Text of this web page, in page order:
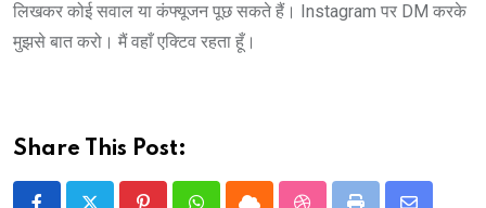
लिखकर कोई सवाल या कंफ्यूजन पूछ सकते हैं। Instagram पर DM करके
मुझसे बात करो। मैं वहाँ एक्टिव रहता हूँ।
Share This Post: